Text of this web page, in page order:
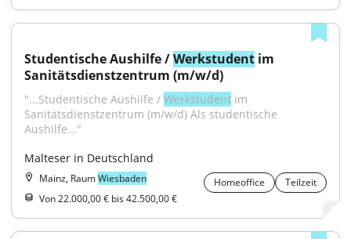
Studentische Aushilfe / Werkstudent im
Sanitätsdienstzentrum (m/w/d)
"...Studentische Aushilfe / Werkstudent im
Sanitätsdienstzentrum (m/w/d) Als studentische
Aushilfe..."
Malteser in Deutschland
Mainz, RaumWiesbaden Homeoffice
Teilzeit
Von 22.000,00 € bis 42.500,00 €